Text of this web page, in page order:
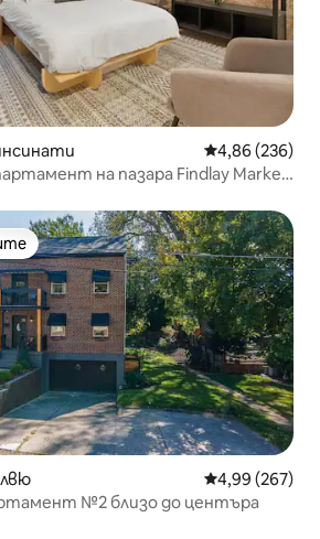
Средна
4,86 (236)
на пазара Findlay Market
на гостите
Средна
4,99 (267)
№2 близо до центъра